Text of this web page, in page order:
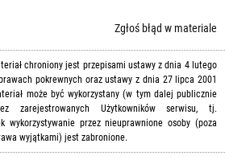
Zgłoś błąd w materiale
chroniony jest przepisami ustawy z dnia 4 lutego
pokrewnych oraz ustawy z dnia 27 lipca 2001
może być wykorzystany (w tym dalej publicznie
zarejestrowanych Użytkowników serwisu, tj.
wykorzystywanie przez nieuprawnione osoby (poza
wyjątkami) jest zabronione.